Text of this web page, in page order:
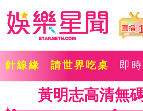
針線緣 請世界吃桌 即時
黃明志高清無